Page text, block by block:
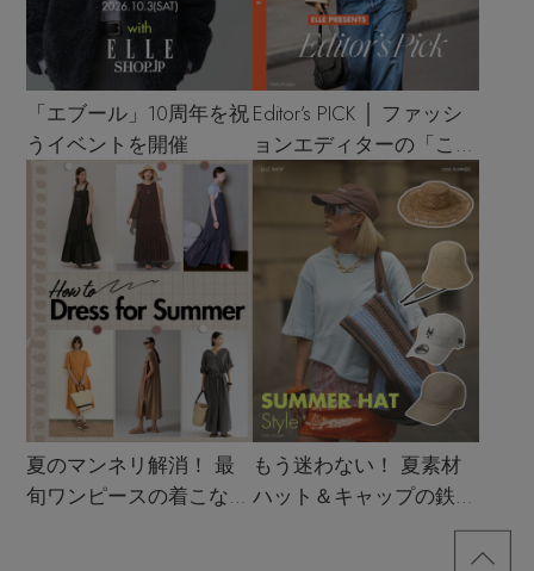
「エブール」10周年を祝
うイベントを開催
Editor’s PICK │ ファッシ
ョンエディターの「これ
買い！」リスト
夏のマンネリ解消！ 最
旬ワンピースの着こなし
もう迷わない！ 夏素材
ハット＆キャップの鉄板